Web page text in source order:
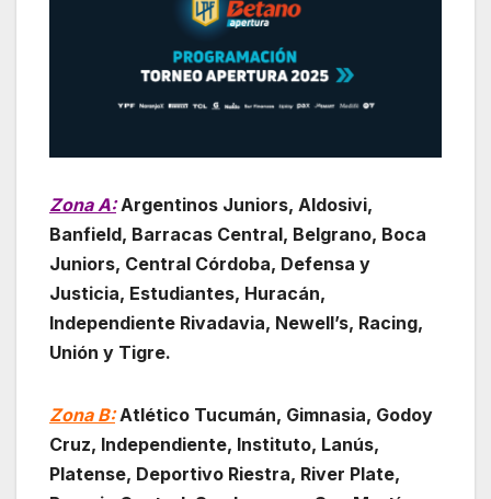
Zona A:Argentinos Juniors, Aldosivi,
Banfield, Barracas Central, Belgrano, Boca
Juniors, Central Córdoba, Defensa y
Justicia, Estudiantes, Huracán,
Independiente Rivadavia, Newell’s, Racing,
Unión y Tigre.
Zona B:Atlético Tucumán, Gimnasia, Godoy
Cruz, Independiente, Instituto, Lanús,
Platense, Deportivo Riestra, River Plate,